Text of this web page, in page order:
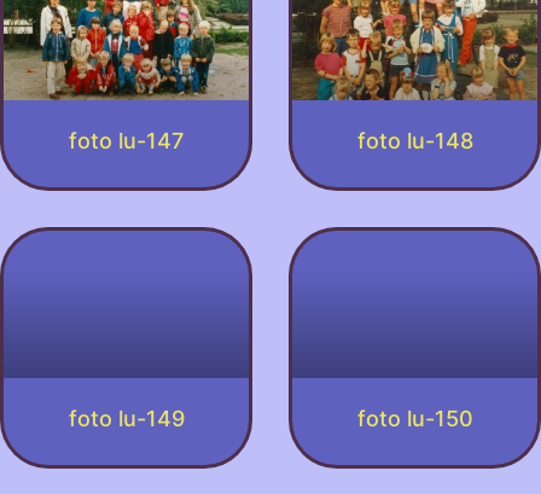
foto lu-147 foto lu-148
foto lu-149 foto lu-150